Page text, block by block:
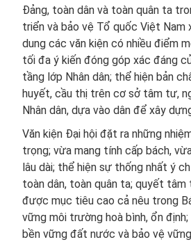
Đảng, toàn dân và toàn quân ta
triển và bảo vệ Tổ quốc Việt Nam
dung các văn kiện có nhiều điểm
tối đa ý kiến đóng góp xác đáng
tầng lớp Nhân dân; thể hiện bản
huyết, cầu thị trên cơ sở tâm tư,
Nhân dân, dựa vào dân để xây
Văn kiện Đại hội đặt ra những
trọng; vừa mang tính cấp bách,
lâu dài; thể hiện sự thống nhất ý
toàn dân, toàn quân ta; quyết tâm
được mục tiêu cao cả nêu trong
vững môi trường hoà bình, ổn
bền vững đất nước và bảo vệ